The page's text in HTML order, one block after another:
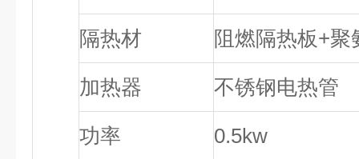
隔热材 阻燃隔热板+聚
加热器 不锈钢电热管
功率 0.5kw